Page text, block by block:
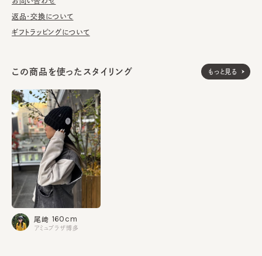
1903年、ジュリアナ・ミュールバウアーがウィーンに程近いフロリ
ツドルフで婦人帽子仕立て屋を創業。以後代々引き継がれ、200
1年より4代目のクラウス氏がデザイナーとして就任。兄妹である
レクションを提案している。
素材 ウール85% アルパカ15%
生産国 made in Bosnia & Herzegovina
返品・交換について
ギフトラッピングについて
この商品を使ったスタイリング もっと見る
尾﨑 160cm
アミュプラザ博多